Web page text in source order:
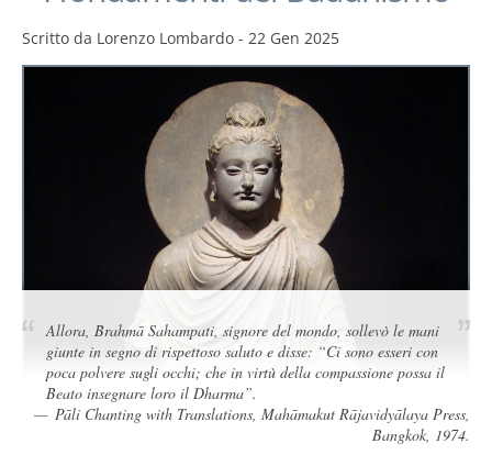
Scritto da Lorenzo Lombardo - 22 Gen 2025
Allora, Brahmā Sahampati, signore del mondo, sollevò le mani
giunte in segno di rispettoso saluto e disse: “Ci sono esseri con
poca polvere sugli occhi; che in virtù della compassione possa il
Beato insegnare loro il Dharma”.
Pāli Chanting with Translations, Mahāmakut Rājavidyālaya Press,
Bangkok, 1974.